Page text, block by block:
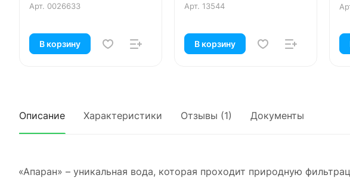
Арт. 0026633
В корзину
Арт. 13544
В корзину
Описание Характеристики Отзывы (1) Документы
«Апаран» – уникальная вода, которая проходит природную